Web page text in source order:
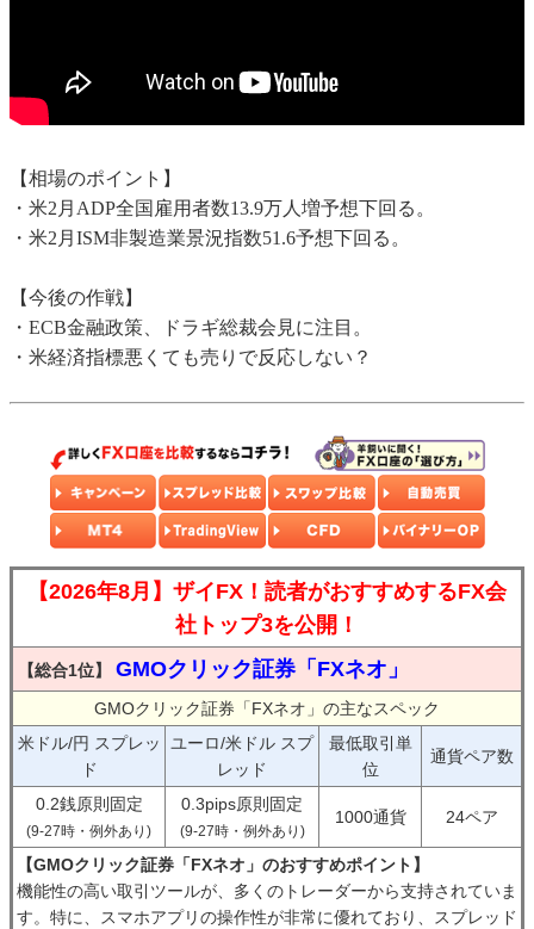
【相場のポイント】
・米2月ADP全国雇用者数13.9万人増予想下回る。
・米2月ISM非製造業景況指数51.6予想下回る。
【今後の作戦】
・ECB金融政策、ドラギ総裁会見に注目。
・米経済指標悪くても売りで反応しない？
【2026年8月】ザイFX！読者がおすすめするFX会
社トップ3を公開！
【総合1位】 GMOクリック証券「FXネオ」
GMOクリック証券「FXネオ」の主なスペック
米ドル/円 スプレッ
ド
ユーロ/米ドル スプ
レッド
最低取引単
位
通貨ペア数
0.2銭原則固定
(9-27時・例外あり)
0.3pips原則固定
(9-27時・例外あり)
1000通貨 24ペア
【GMOクリック証券「FXネオ」のおすすめポイント】
機能性の高い取引ツールが、多くのトレーダーから支持されていま
す。特に、スマホアプリの操作性が非常に優れており、スプレッド